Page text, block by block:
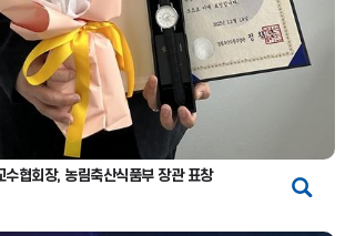
수협회장, 농림축산식품부 장관 표창